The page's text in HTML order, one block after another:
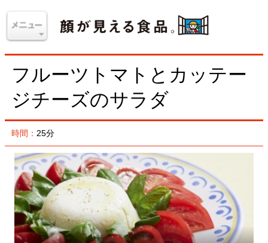
フルーツトマトとカッテー
ジチーズのサラダ
時間：25分